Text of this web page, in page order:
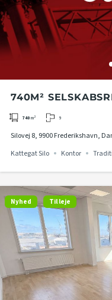
740M²
KATTEGAT SILO I
740 m² 9
Silovej 8, 9900 Frederikshavn,
Kattegat Silo
Kontor
Nyhed Til leje